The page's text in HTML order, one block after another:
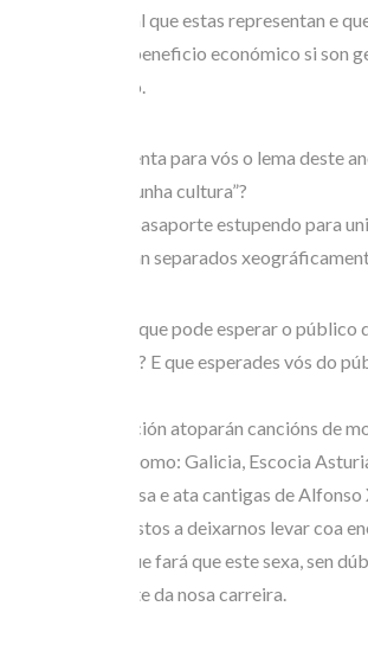
tesouro cultural que estas representan e
unha fonte de beneficio económico si son
xeito adecuado.
4.- Que representa para vós o lema deste
“Oito nacións, unha cultura”?
A música é un pasaporte estupendo para
que estes estean separados
5.- Finalmente, que pode esperar o
vosa actuación? E que esperades vós do
Na nosa actuación atoparán cancións de
procedencias como: Galicia, Escocia
Bretaña francesa e ata cantigas de Alfonso
Estamos dispostos a deixarnos levar coa
transmitan e que fará que este sexa, sen
máis importante da nosa carreira.